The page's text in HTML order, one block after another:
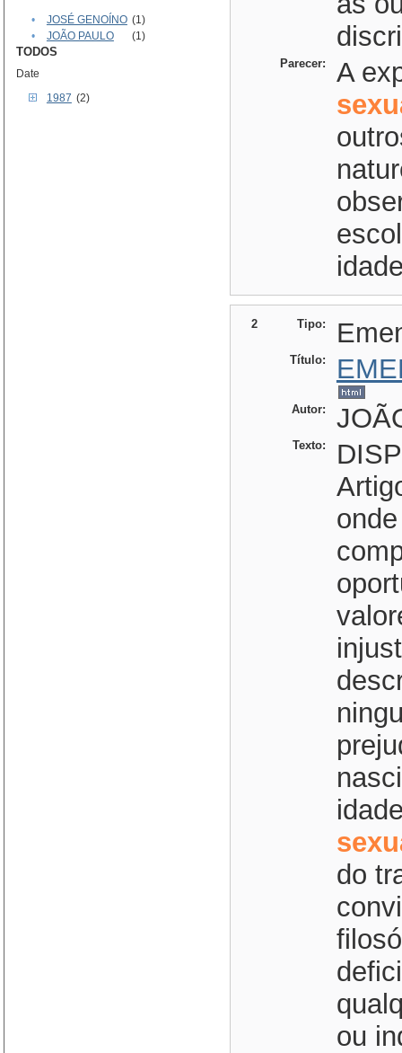
•
JOSÉ GENOÍNO (1)
•
JOÃO PAULO (1)
TODOS
Date
1987 (2)
Parecer:
A
2 Tipo:
Título:
Autor:
Texto:
do
ou